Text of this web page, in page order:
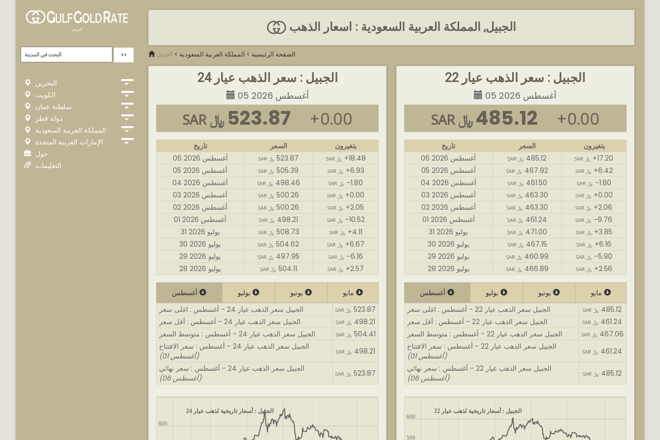
عربى
البحرين
الكويت
سلطنة عمان
دولة قطر
المملكة العربية السعودية
الإمارات العربية المتحدة
حول
التعليمات
الجبيل, المملكة العربية السعودية : اسعار الذهب
الصفحة الرئيسية > المملكة العربية السعودية > الجبيل
الجبيل : سعر الذهب عيار 24
05 أغسطس 2026
SAR ﷼ 523.87 +0.00
تاريخ السعر
يتغيرون
06 أغسطس 2026
SAR ﷼ 523.87 SAR ﷼ +18.48
05 أغسطس 2026
SAR ﷼ 505.39 SAR ﷼ +6.93
04 أغسطس 2026
SAR ﷼ 498.46 SAR ﷼ -1.80
03 أغسطس 2026
SAR ﷼ 500.26 SAR ﷼ +0.00
02 أغسطس 2026
SAR ﷼ 500.26 SAR ﷼ +2.05
01 أغسطس 2026
SAR ﷼ 498.21 SAR ﷼ -10.52
31 يوليو 2026
SAR ﷼ 508.73 SAR ﷼ +4.11
30 يوليو 2026
SAR ﷼ 504.62 SAR ﷼ +6.67
29 يوليو 2026
SAR ﷼ 497.95 SAR ﷼ -6.16
28 يوليو 2026
SAR ﷼ 504.11 SAR ﷼ +2.57
الجبيل سعر الذهب عيار 24 - أغسطس : اغلى سعر
SAR ﷼ 523.87
الجبيل سعر الذهب عيار 24 - أغسطس : أقل سعر
SAR ﷼ 498.21
الجبيل سعر الذهب عيار 24 - أغسطس : متوسط السعر
SAR ﷼ 504.41
الجبيل سعر الذهب عيار 24 - أغسطس : سعر الافتتاح
(01 أغسطس)
SAR ﷼ 498.21
الجبيل سعر الذهب عيار 24 - أغسطس : سعر نهائي
(06 أغسطس)
SAR ﷼ 523.87
الجبيل : أسعار تاريخية لذهب عيار 24
600
الجبيل : سعر الذهب عيار 22
05 أغسطس 2026
SAR ﷼485.12 +0.00
تاريخ السعر
يتغيرون
06 أغسطس 2026
SAR ﷼ 485.12 SAR ﷼ +17.20
05 أغسطس 2026
SAR ﷼ 467.92 SAR ﷼ +6.42
04 أغسطس 2026
SAR ﷼ 461.50 SAR ﷼ -1.80
03 أغسطس 2026
SAR ﷼ 463.30 SAR ﷼ +0.00
02 أغسطس 2026
SAR ﷼ 463.30 SAR ﷼ +2.06
01 أغسطس 2026
SAR ﷼ 461.24 SAR ﷼ -9.76
31 يوليو 2026
SAR ﷼ 471.00 SAR ﷼ +3.85
30 يوليو 2026
SAR ﷼ 467.15 SAR ﷼ +6.16
29 يوليو 2026
SAR ﷼ 460.99 SAR ﷼ -5.90
28 يوليو 2026
SAR ﷼ 466.89 SAR ﷼ +2.56
الجبيل سعر الذهب عيار 22 - أغسطس : اغلى سعر
SAR ﷼ 485.12
الجبيل سعر الذهب عيار 22 - أغسطس : أقل سعر
SAR ﷼ 461.24
الجبيل سعر الذهب عيار 22 - أغسطس : متوسط السعر
SAR ﷼ 467.06
الجبيل سعر الذهب عيار 22 - أغسطس : سعر الافتتاح
(01 أغسطس)
SAR ﷼ 461.24
الجبيل سعر الذهب عيار 22 - أغسطس : سعر نهائي
(06 أغسطس)
SAR ﷼ 485.12
الجبيل : أسعار تاريخية لذهب عيار 22
500
600